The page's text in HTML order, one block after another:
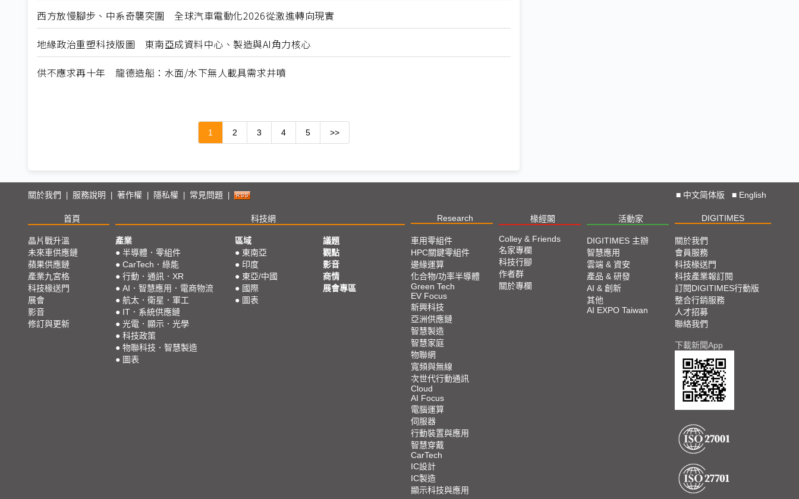
西方放慢腳步、中系奇襲突圍 全球汽車電動化2026從激進轉向現實
地緣政治重塑科技版圖 東南亞成資料中心、製造與AI角力核心
供不應求再十年 龍德造船：水面/水下無人載具需求井噴
1 2 3 4 5 >>
關於我們 | 服務說明 | 著作權 | 隱私權 | 常見問題 | ■ 中文简体版 ■ English
首頁 科技網 Research 椽經閣 活動家 DIGITIMES
晶片戰升溫
未來車供應鏈
蘋果供應鏈
產業九宮格
科技椽送門
展會
影音
修訂與更新
產業
● 半導體．零組件
● CarTech．綠能
● 行動．通訊．XR
● AI．智慧應用．電商物流
● 航太．衛星．軍工
● IT．系統供應鏈
● 光電．顯示．光學
● 科技政策
● 物聯科技．智慧製造
● 圖表
區域
● 東南亞
● 印度
● 東亞/中國
● 國際
● 圖表
議題
觀點
影音
商情
展會專區
車用零組件
HPC關鍵零組件
邊緣運算
化合物/功率半導體
Green Tech
EV Focus
新興科技
亞洲供應鏈
智慧製造
智慧家庭
物聯網
寬頻與無線
次世代行動通訊
Cloud
AI Focus
電腦運算
伺服器
行動裝置與應用
智慧穿戴
CarTech
IC設計
IC製造
顯示科技與應用
Colley & Friends
名家專欄
科技行腳
作者群
關於專欄
DIGITIMES 主辦
智慧應用
雲端 & 資安
產品 & 研發
AI & 創新
其他
AI EXPO Taiwan
關於我們
會員服務
科技椽送門
科技產業報訂閱
訂閱DIGITIMES行動版
整合行銷服務
人才招募
聯絡我們
下載新聞App